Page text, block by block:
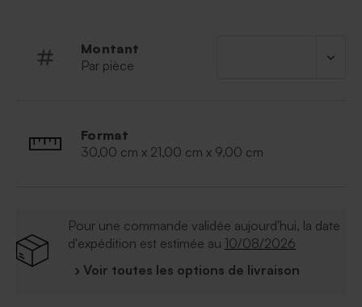
Montant
Par pièce
Format
30,00 cm x 21,00 cm x 9,00 cm
Pour une commande validée aujourd'hui, la date
d'expédition est estimée au 10/08/2026
› Voir toutes les options de livraison